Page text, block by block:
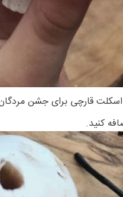
اسکلت قارچی برای جشن
کنید.